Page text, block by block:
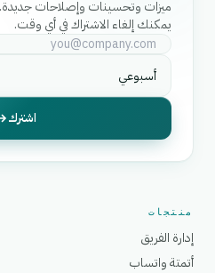
ميزات وتحسينات وإصلاحات
يمكنك إلغاء الاشتراك في أي وقت.
اشترك
منتجات
إدارة الفريق
أتمتة واتساب